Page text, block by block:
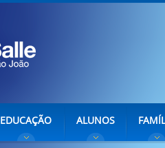
EDUCAÇÃO ALUNOS